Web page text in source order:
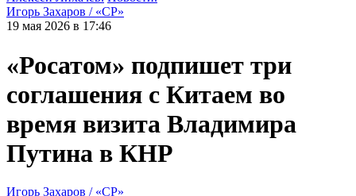
Игорь Захаров / «СР»
19 мая 2026 в 17:46
«Росатом» подпишет три
соглашения с Китаем во
время визита Владимира
Путина в КНР
Игорь Захаров / «СР»